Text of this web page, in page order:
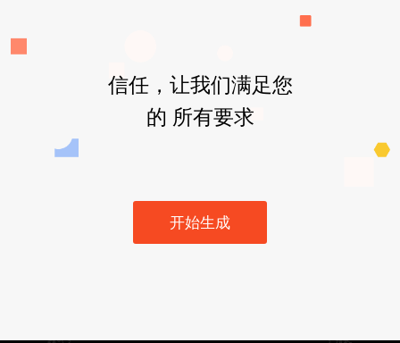
信任，让我们满足您
的 所有要求
开始生成